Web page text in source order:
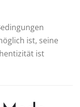
ist, seine
ist